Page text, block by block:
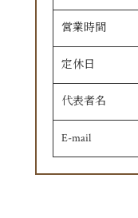
営業時間
定休日
代表者名
E-mail